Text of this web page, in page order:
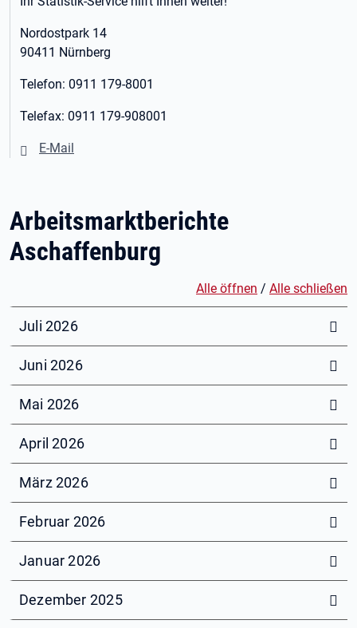
Nordostpark 14
90411 Nürnberg
Telefon: 0911 179-8001
Telefax: 0911 179-908001
E-Mail
Arbeitsmarktberichte
Aschaffenburg
Alle öffnen / Alle schließen
Juli 2026
Juni 2026
Mai 2026
April 2026
März 2026
Februar 2026
Januar 2026
Dezember 2025